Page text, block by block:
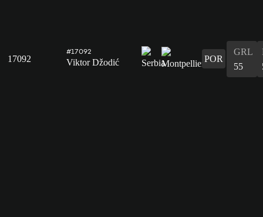
17092
#17092
Viktor Džodić POR
GRL
55